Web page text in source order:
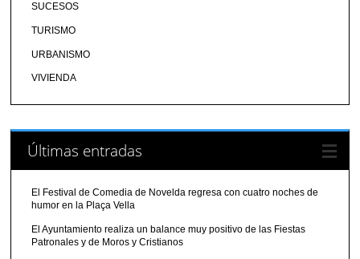
SUCESOS
TURISMO
URBANISMO
VIVIENDA
Últimas entradas
El Festival de Comedia de Novelda regresa con cuatro noches de
humor en la Plaça Vella
El Ayuntamiento realiza un balance muy positivo de las Fiestas
Patronales y de Moros y Cristianos